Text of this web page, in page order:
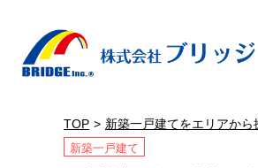
TOP 新築一戸建てをエリアから
新築一戸建て